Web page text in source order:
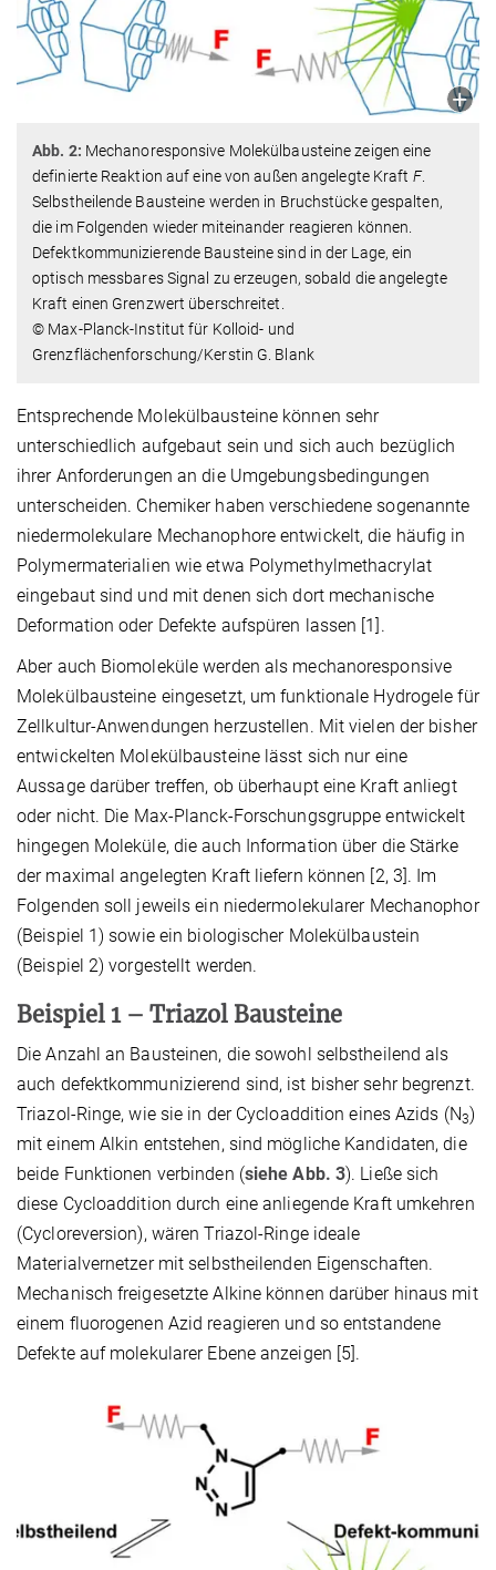
Abb. 2: Mechanoresponsive Molekülbausteine zeigen eine
definierte Reaktion auf eine von außen angelegte Kraft F.
Selbstheilende Bausteine werden in Bruchstücke gespalten,
die im Folgenden wieder miteinander reagieren können.
Defektkommunizierende Bausteine sind in der Lage, ein
optisch messbares Signal zu erzeugen, sobald die angelegte
Kraft einen Grenzwert überschreitet.
© Max-Planck-Institut für Kolloid- und
Grenzflächenforschung/Kerstin G. Blank
Entsprechende Molekülbausteine können sehr
unterschiedlich aufgebaut sein und sich auch bezüglich
ihrer Anforderungen an die Umgebungsbedingungen
unterscheiden. Chemiker haben verschiedene sogenannte
niedermolekulare Mechanophore entwickelt, die häufig in
Polymermaterialien wie etwa Polymethylmethacrylat
eingebaut sind und mit denen sich dort mechanische
Deformation oder Defekte aufspüren lassen [1].
Aber auch Biomoleküle werden als mechanoresponsive
Molekülbausteine eingesetzt, um funktionale Hydrogele für
Zellkultur-Anwendungen herzustellen. Mit vielen der bisher
entwickelten Molekülbausteine lässt sich nur eine
Aussage darüber treffen, ob überhaupt eine Kraft anliegt
oder nicht. Die Max-Planck-Forschungsgruppe entwickelt
hingegen Moleküle, die auch Information über die Stärke
der maximal angelegten Kraft liefern können [2, 3]. Im
Folgenden soll jeweils ein niedermolekularer Mechanophor
(Beispiel 1) sowie ein biologischer Molekülbaustein
(Beispiel 2) vorgestellt werden.
Beispiel 1 – Triazol Bausteine
Die Anzahl an Bausteinen, die sowohl selbstheilend als
auch defektkommunizierend sind, ist bisher sehr begrenzt.
Triazol-Ringe, wie sie in der Cycloaddition eines Azids (N3)
mit einem Alkin entstehen, sind mögliche Kandidaten, die
beide Funktionen verbinden (siehe Abb. 3). Ließe sich
diese Cycloaddition durch eine anliegende Kraft umkehren
(Cycloreversion), wären Triazol-Ringe ideale
Materialvernetzer mit selbstheilenden Eigenschaften.
Mechanisch freigesetzte Alkine können darüber hinaus mit
einem fluorogenen Azid reagieren und so entstandene
Defekte auf molekularer Ebene anzeigen [5].